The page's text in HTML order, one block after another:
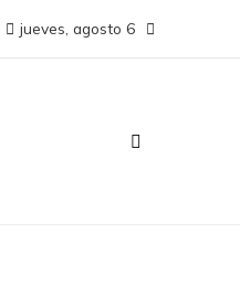
jueves, agosto 6